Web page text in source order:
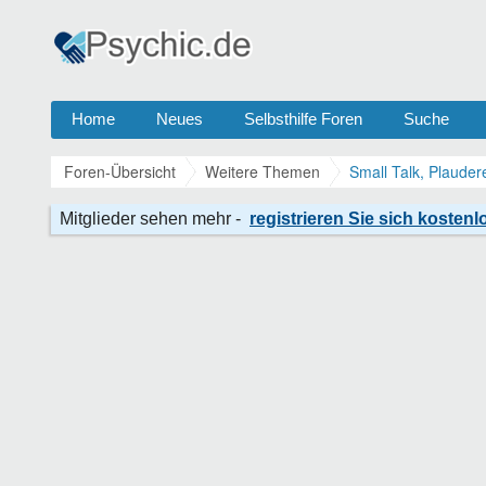
Home Neues Selbsthilfe Foren Suche
Foren-Übersicht Weitere Themen Small Talk,